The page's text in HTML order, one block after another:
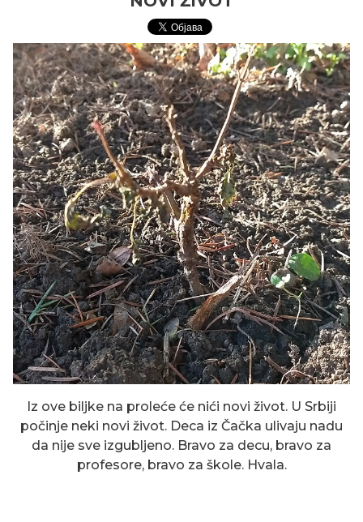
Iz ove biljke na proleće će nići novi život. U Srbiji
počinje neki novi život. Deca iz Čačka ulivaju nadu
da nije sve izgubljeno. Bravo za decu, bravo za
profesore, bravo za škole. Hvala.
LAVANDA NA ZIMSKOM